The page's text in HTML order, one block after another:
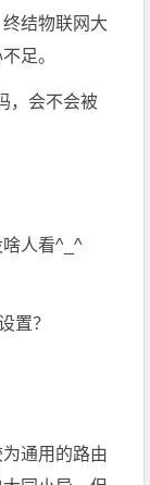
结物联网大
足。
，会不会被
人看^_^
置？
通用的路由